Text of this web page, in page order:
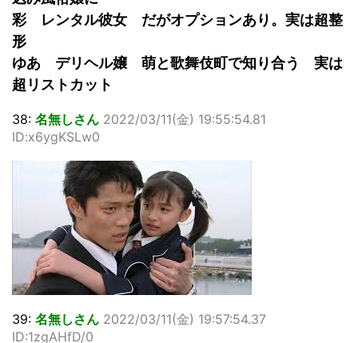
彩 レンタル彼女 だがオプションあり。実は超整
形
ゆあ デリヘル嬢 萌と歌舞伎町で知り合う 実は
超リストカット
38: 名無しさん 2022/03/11(金) 19:55:54.81
ID:x6ygKSLw0
39: 名無しさん 2022/03/11(金) 19:57:54.37
ID:1zgAHfD/0